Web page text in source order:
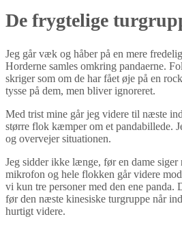
De frygtelige
Jeg går væk og håber på en mere
Horderne samles omkring pandaerne.
skriger som om de har fået øje på en
tysse på dem, men bliver ignoreret.
Med trist mine går jeg videre til næste
større flok kæmper om et pandabillede.
og overvejer situationen.
Jeg sidder ikke længe, før en dame siger
mikrofon og hele flokken går videre
vi kun tre personer med den ene
før den næste kinesiske turgruppe når
hurtigt videre.